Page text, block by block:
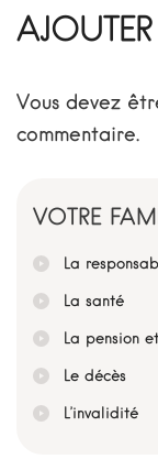
Vous devez
commentaire.
VOTRE
La
La santé
La pension
Le décès
L’invalidité